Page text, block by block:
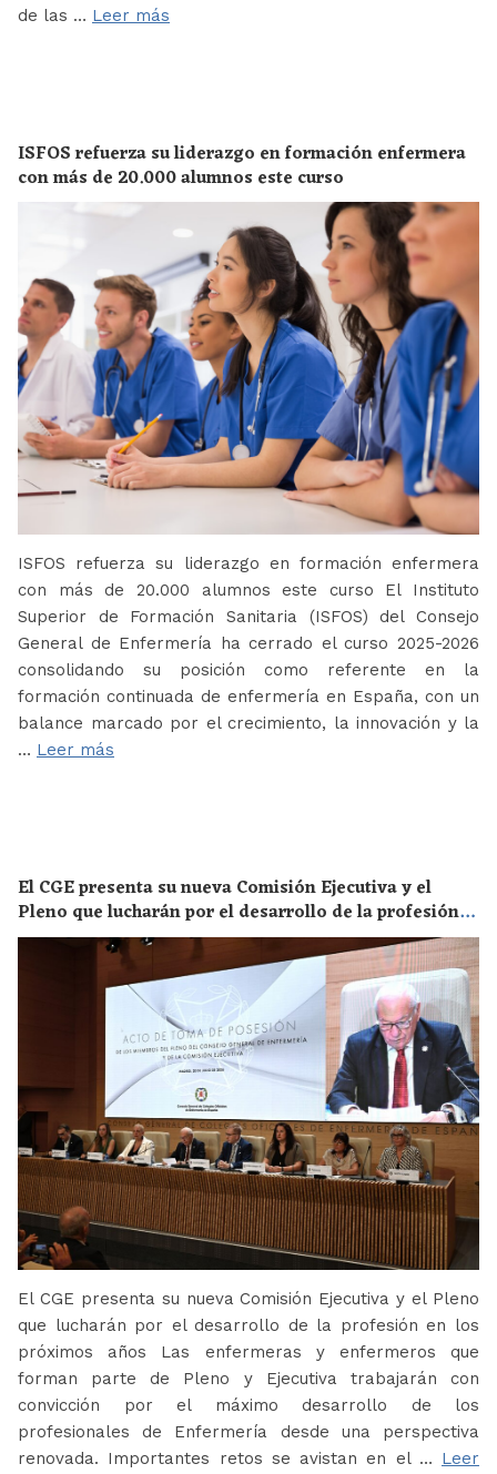
de las … Leer más
ISFOS refuerza su liderazgo en formación enfermera
con más de 20.000 alumnos este curso
ISFOS refuerza su liderazgo en formación enfermera
con más de 20.000 alumnos este curso El Instituto
Superior de Formación Sanitaria (ISFOS) del Consejo
General de Enfermería ha cerrado el curso 2025-2026
consolidando su posición como referente en la
formación continuada de enfermería en España, con un
balance marcado por el crecimiento, la innovación y la
… Leer más
El CGE presenta su nueva Comisión Ejecutiva y el
Pleno que lucharán por el desarrollo de la profesión
en los próximos años
El CGE presenta su nueva Comisión Ejecutiva y el Pleno
que lucharán por el desarrollo de la profesión en los
próximos años Las enfermeras y enfermeros que
forman parte de Pleno y Ejecutiva trabajarán con
convicción por el máximo desarrollo de los
profesionales de Enfermería desde una perspectiva
renovada. Importantes retos se avistan en el … Leer